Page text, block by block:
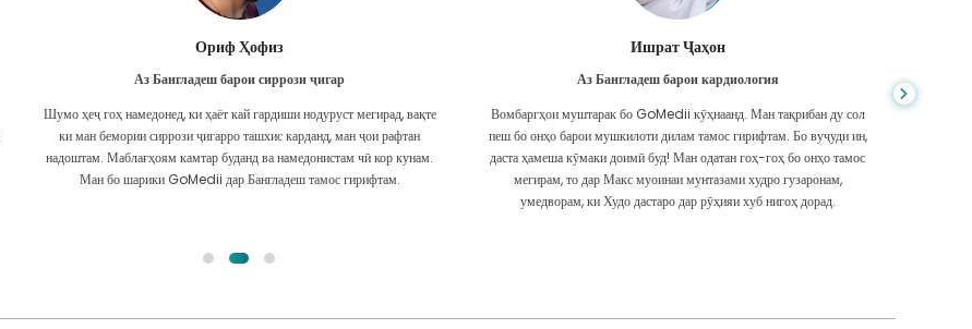
Ориф Ҳофиз
Аз Бангладеш барои сиррози ҷигар
Шумо ҳеҷ гоҳ намедонед, ки ҳаёт кай гардиши нодуруст мегирад, вақте
ки ман бемории сиррози ҷигарро ташхис карданд, ман ҷои рафтан
надоштам. Маблағҳоям камтар буданд ва намедонистам чӣ кор кунам.
Ман бо шарики GoMedii дар Бангладеш тамос гирифтам.
Ишрат Ҷаҳон
Аз Бангладеш барои кардиология
Вомбаргҳои муштарак бо GoMedii кӯҳнаанд. Ман тақрибан ду сол
пеш бо онҳо барои мушкилоти дилам тамос гирифтам. Бо вуҷуди ин,
даста ҳамеша кӯмаки доимӣ буд! Ман одатан гоҳ-гоҳ бо онҳо тамос
мегирам, то дар Макс муоинаи мунтазами худро гузаронам,
умедворам, ки Худо дастаро дар рӯҳияи хуб нигоҳ дорад.